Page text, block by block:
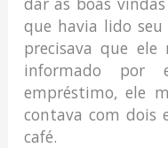
que havia lido
precisava que ele
informado por
empréstimo, ele
contava com dois
café.